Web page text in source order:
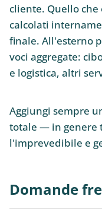
cliente. Quello
calcolati
finale. All'esterno
voci aggregate:
e logistica, altri
Aggiungi sempre
totale — in genere
l'imprevedibile e
Domande